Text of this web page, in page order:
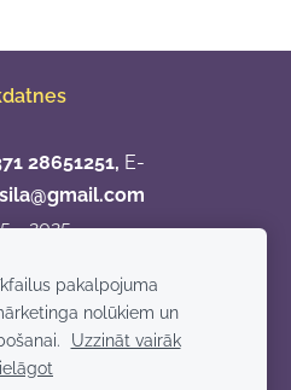
28651251, E-
- 2025
pakalpojuma
nolūkiem un
Uzzināt vairāk